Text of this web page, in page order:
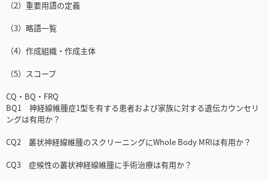
（2）重要用語の定義
（3）略語一覧
（4）作成組織・作成主体
（5）スコープ
CQ・BQ・FRQ
BQ1 神経線維腫症1型を有する患者および家族に対する遺伝カウンセリ
ングは有用か？
CQ2 叢状神経線維腫のスクリーニングにWhole Body MRIは有用か？
CQ3 症候性の叢状神経線維腫に手術治療は有用か？